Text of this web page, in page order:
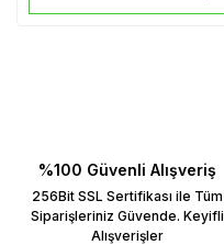
%100 Güvenli Alışveriş
256Bit SSL Sertifikası ile Tüm
Siparişleriniz Güvende. Keyifli
Alışverişler